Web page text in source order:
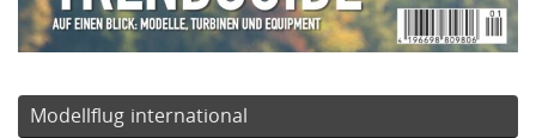
Modellflug international